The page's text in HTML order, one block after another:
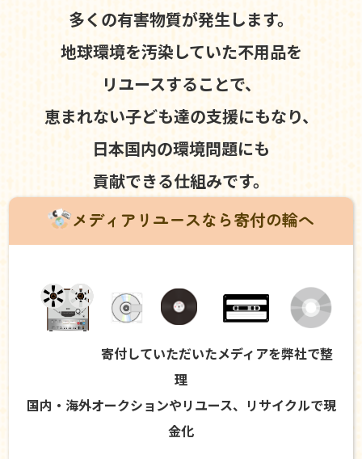
多くの有害物質が発生します。
地球環境を汚染していた不用品を
リユースすることで、
恵まれない子ども達の支援にもなり、
日本国内の環境問題にも
貢献できる仕組みです。
メディアリユースなら寄付の輪へ
寄付していただいたメディアを弊社で整
理
国内・海外オークションやリユース、リサイクルで現
金化